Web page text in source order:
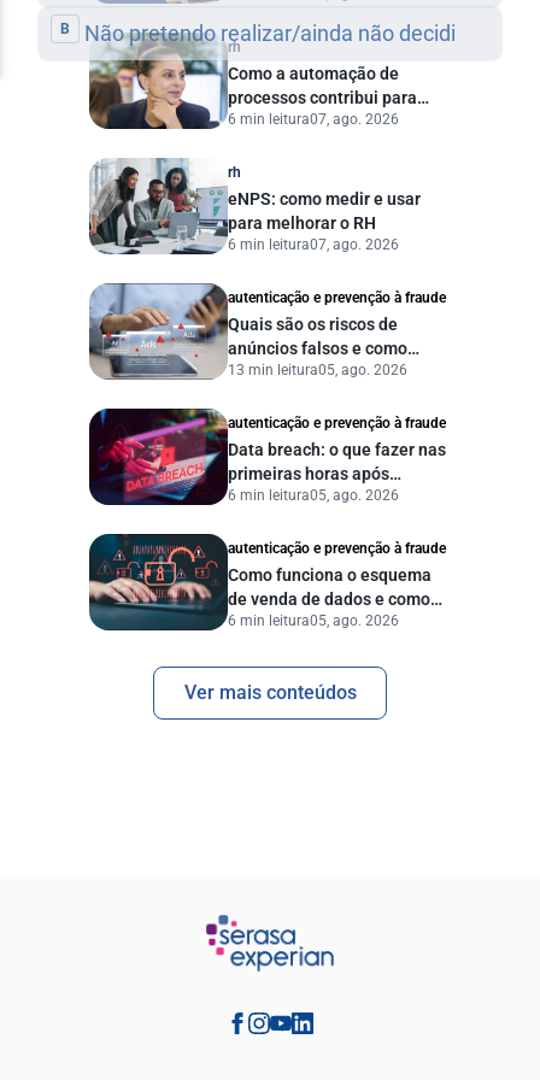
agora?
rh
Como a automação de
processos contribui para
uma gestão pública mais
6 min leitura07, ago. 2026
rh
eNPS: como medir e usar
para melhorar o RH
6 min leitura07, ago. 2026
autenticação e prevenção à fraude
Quais são os riscos de
anúncios falsos e como
proteger seu negócio?
13 min leitura05, ago. 2026
autenticação e prevenção à fraude
Data breach: o que fazer nas
primeiras horas após
vazamento de dados?
6 min leitura05, ago. 2026
autenticação e prevenção à fraude
Como funciona o esquema
de venda de dados e como
proteger sua empresa?
6 min leitura05, ago. 2026
Ver mais conteúdos